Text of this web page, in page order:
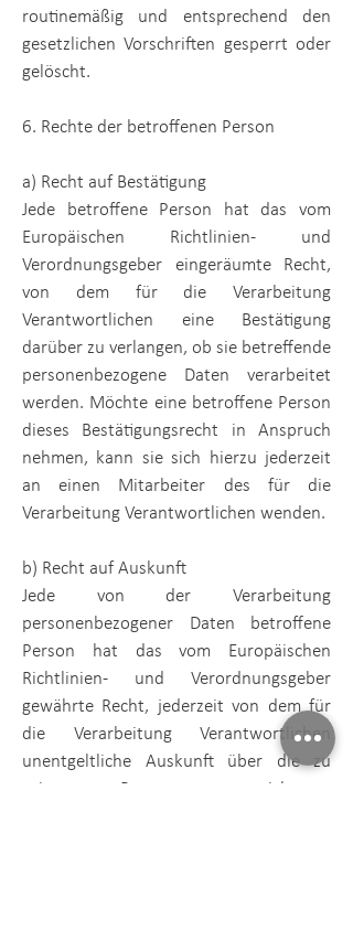
routinemäßig und entsprechend den
gesetzlichen Vorschriften gesperrt oder
gelöscht.
6. Rechte der betroffenen Person
a) Recht auf Bestätigung
Jede betroffene Person hat das vom
Europäischen Richtlinien- und
Verordnungsgeber eingeräumte Recht,
von dem für die Verarbeitung
Verantwortlichen eine Bestätigung
darüber zu verlangen, ob sie betreffende
personenbezogene Daten verarbeitet
werden. Möchte eine betroffene Person
dieses Bestätigungsrecht in Anspruch
nehmen, kann sie sich hierzu jederzeit
an einen Mitarbeiter des für die
Verarbeitung Verantwortlichen wenden.
b) Recht auf Auskunft
Jede von der Verarbeitung
personenbezogener Daten betroffene
Person hat das vom Europäischen
Richtlinien- und Verordnungsgeber
gewährte Recht, jederzeit von dem für
die Verarbeitung Verantwortlichen
unentgeltliche Auskunft über die zu
seiner Person gespeicherten